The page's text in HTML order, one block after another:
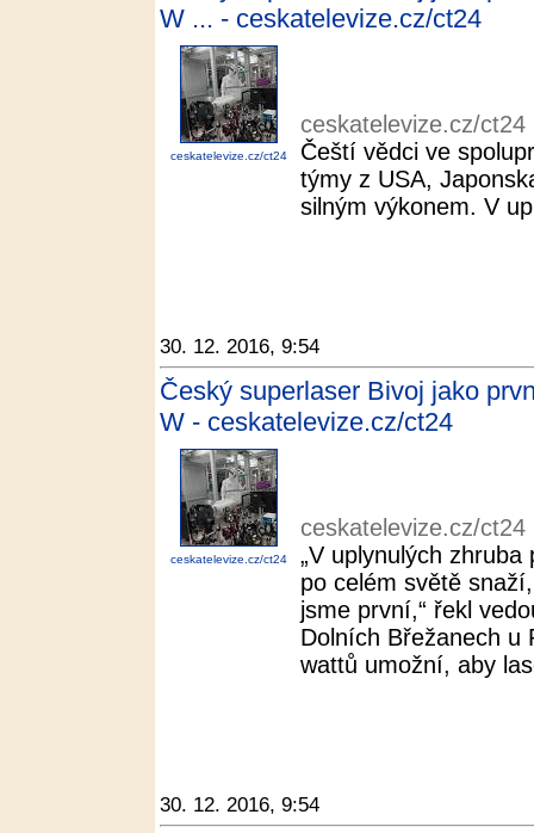
W ... - ceskatelevize.cz/ct24
ceskatelevize.cz/ct24
ceskatelevize.cz/ct24
Čeští vědci ve
týmy z USA,
silným výkonem. V
30. 12. 2016, 9:54
Český superlaser Bivoj jako
W - ceskatelevize.cz/ct24
ceskatelevize.cz/ct24
ceskatelevize.cz/ct24
„V uplynulých
po celém světě
jsme první,“ řekl
Dolních Břežanech u
wattů umožní, aby
30. 12. 2016, 9:54